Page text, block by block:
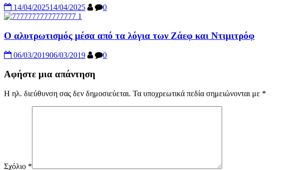
14/04/202514/04/2025 0
Ο αλυτρωτισμός μέσα από τα λόγια των Ζάεφ και Ντιμιτρόφ
06/03/201906/03/2019 0
Αφήστε μια απάντηση
Η ηλ. διεύθυνση σας δεν δημοσιεύεται. Τα υποχρεωτικά πεδία σημειώνονται με *
Σχόλιο *